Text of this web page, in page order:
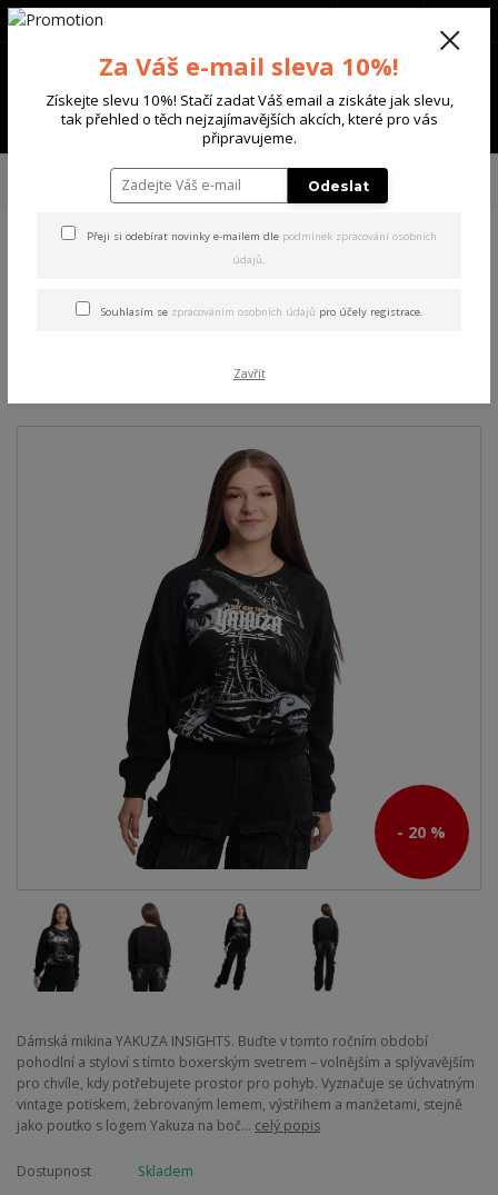
Menu
+420 702 136 620
DÁMSKÉ MIKINY
Yakuza dámská mikina Insights Urban
Sweatshirt black XL
Yakuza dámská mikina
Insights Urban Sweatshirt
- 20 %
Dámská mikina YAKUZA INSIGHTS. Buďte v tomto ročním období
pohodlní a styloví s tímto boxerským svetrem – volnějším a splývavějším
pro chvíle, kdy potřebujete prostor pro pohyb. Vyznačuje se úchvatným
vintage potiskem, žebrovaným lemem, výstřihem a manžetami, stejně
jako poutko s logem Yakuza na boč... celý popis
Dostupnost
Skladem
Za Váš e-mail sleva 10%!
Získejte slevu 10%! Stačí zadat Váš email a ziskáte jak slevu,
tak přehled o těch nejzajímavějších akcích, které pro vás
připravujeme.
Odeslat
Přeji si odebírat novinky e-mailem dle podmínek zpracování osobních
údajů.
Souhlasím se zpracováním osobních údajů pro účely registrace.
Zavřít